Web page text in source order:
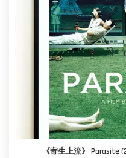
《寄生上流》 Parasite